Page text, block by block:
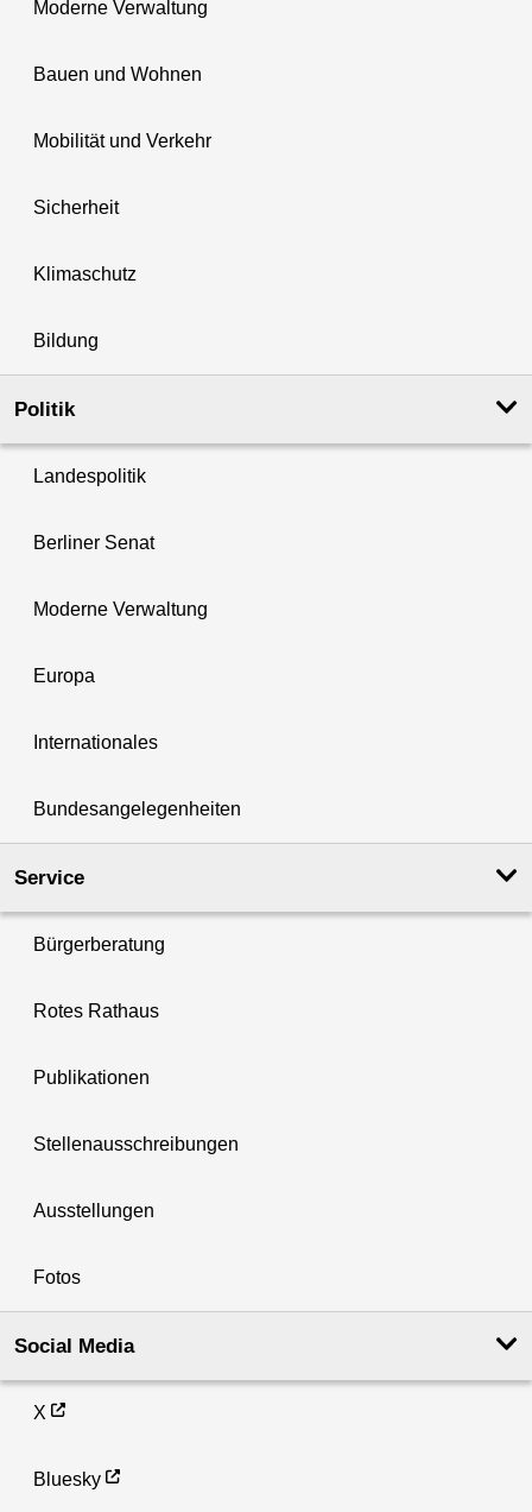
Moderne Verwaltung
Bauen und Wohnen
Mobilität und Verkehr
Sicherheit
Klimaschutz
Bildung
Politik
Landespolitik
Berliner Senat
Moderne Verwaltung
Europa
Internationales
Bundesangelegenheiten
Service
Bürgerberatung
Rotes Rathaus
Publikationen
Stellenausschreibungen
Ausstellungen
Fotos
Social Media
X
Bluesky